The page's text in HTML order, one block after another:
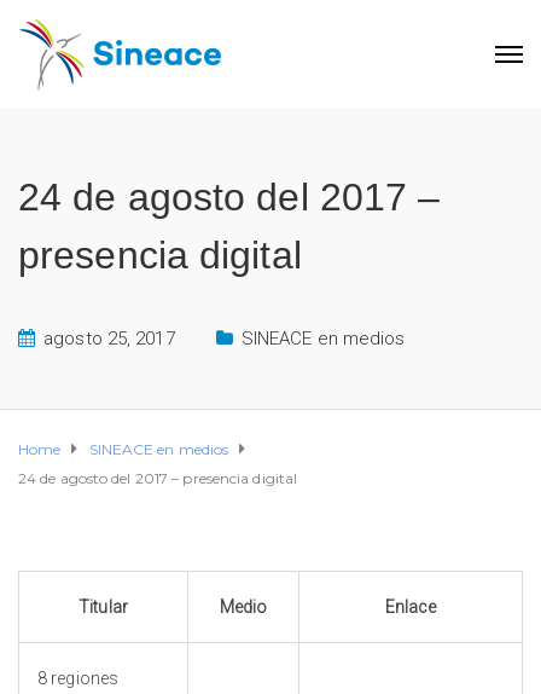
24 de agosto del 2017 –
presencia digital
agosto 25, 2017 SINEACE en medios
Home
SINEACE en medios
24 de agosto del 2017 – presencia digital
Titular Medio Enlace
8 regiones